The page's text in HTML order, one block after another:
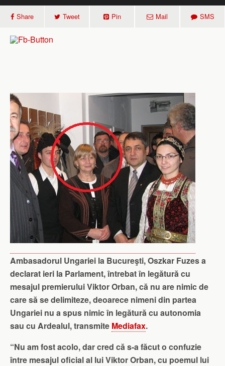
Share Tweet Pin Mail SMS
Ambasadorul Ungariei la Bucureşti, Oszkar Fuzes a
declarat ieri la Parlament, întrebat în legătură cu
mesajul premierului Viktor Orban, că nu are nimic de
care să se delimiteze, deoarece nimeni din partea
Ungariei nu a spus nimic în legătură cu autonomia
sau cu Ardealul, transmite Mediafax.
“Nu am fost acolo, dar cred că s-a făcut o confuzie
între mesajul oficial al lui Viktor Orban, cu poemul lui